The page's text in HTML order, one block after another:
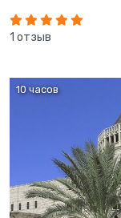
1 отзыв
10 часов